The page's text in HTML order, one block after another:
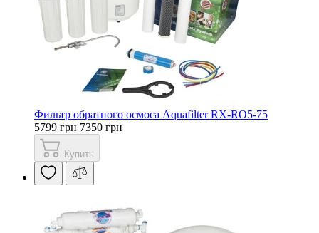
Фильтр обратного осмоса Aquafilter RX-RO5-75
5799 грн 7350 грн
Купить